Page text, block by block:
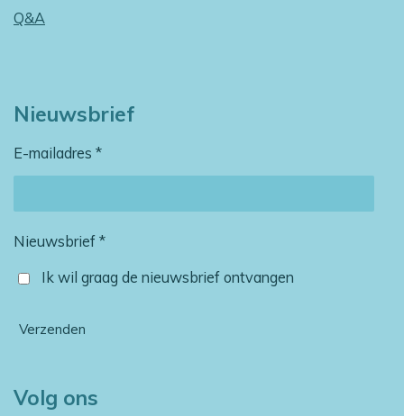
Q&A
Nieuwsbrief
E-mailadres *
Nieuwsbrief *
Ik wil graag de nieuwsbrief ontvangen
Verzenden
Volg ons